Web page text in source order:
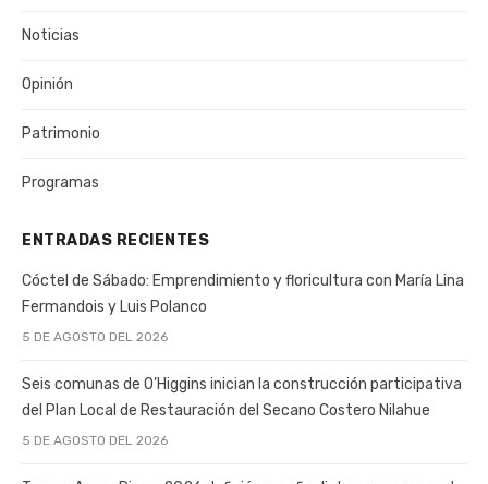
Noticias
Opinión
Patrimonio
Programas
ENTRADAS RECIENTES
Cóctel de Sábado: Emprendimiento y floricultura con María Lina
Fermandois y Luis Polanco
5 DE AGOSTO DEL 2026
Seis comunas de O’Higgins inician la construcción participativa
del Plan Local de Restauración del Secano Costero Nilahue
5 DE AGOSTO DEL 2026